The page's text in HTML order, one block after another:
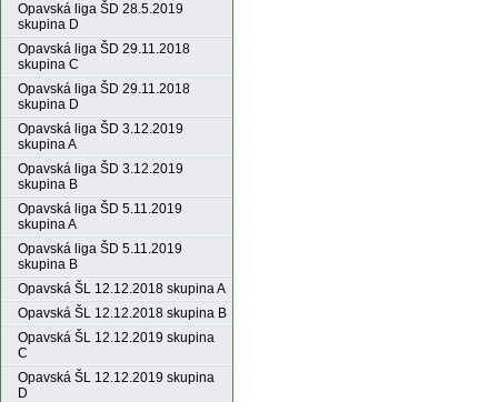
Opavská liga ŠD 28.5.2019
skupina D
Opavská liga ŠD 29.11.2018
skupina C
Opavská liga ŠD 29.11.2018
skupina D
Opavská liga ŠD 3.12.2019
skupina A
Opavská liga ŠD 3.12.2019
skupina B
Opavská liga ŠD 5.11.2019
skupina A
Opavská liga ŠD 5.11.2019
skupina B
Opavská ŠL 12.12.2018 skupina A
Opavská ŠL 12.12.2018 skupina B
Opavská ŠL 12.12.2019 skupina
C
Opavská ŠL 12.12.2019 skupina
D